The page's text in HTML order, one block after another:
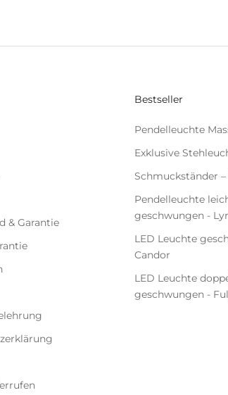
& Garantie
Bestseller
Pendelleuchte
Exklusive
Schmuckständer –
Pendelleuchte
geschwungen -
LED Leuchte
Candor
LED Leuchte
geschwungen -